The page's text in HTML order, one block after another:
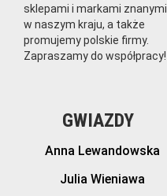
sklepami i markami znanymi
w naszym kraju, a także
promujemy polskie firmy.
Zapraszamy do współpracy!
GWIAZDY
Anna Lewandowska
Julia Wieniawa